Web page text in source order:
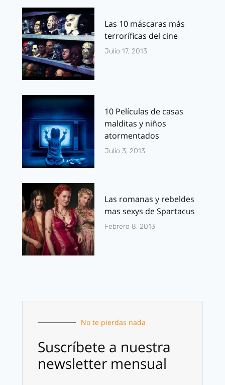
Las 10 máscaras más
terroríficas del cine
Julio 17, 2013
10 Películas de casas
malditas y niños
atormentados
Julio 3, 2013
Las romanas y rebeldes
mas sexys de Spartacus
Febrero 8, 2013
No te pierdas nada
Suscríbete a nuestra
newsletter mensual